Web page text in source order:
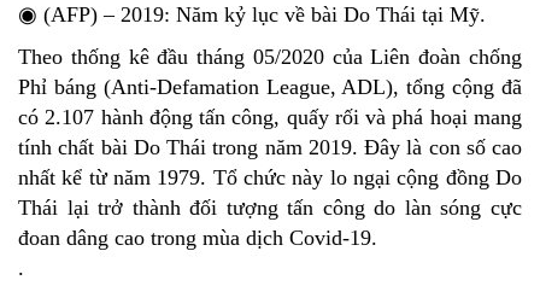
◉ (AFP) – 2019: Năm kỷ lục về bài Do Thái tại Mỹ.
Theo thống kê đầu tháng 05/2020 của Liên đoàn chống
Phỉ báng (Anti-Defamation League, ADL), tổng cộng đã
có 2.107 hành động tấn công, quấy rối và phá hoại mang
tính chất bài Do Thái trong năm 2019. Đây là con số cao
nhất kể từ năm 1979. Tổ chức này lo ngại cộng đồng Do
Thái lại trở thành đối tượng tấn công do làn sóng cực
đoan dâng cao trong mùa dịch Covid-19.
.